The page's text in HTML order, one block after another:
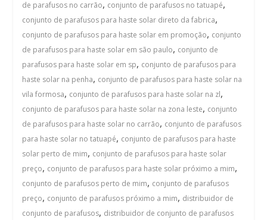
de parafusos no carrão, conjunto de parafusos no tatuapé,
conjunto de parafusos para haste solar direto da fabrica,
conjunto de parafusos para haste solar em promoção, conjunto
de parafusos para haste solar em são paulo, conjunto de
parafusos para haste solar em sp, conjunto de parafusos para
haste solar na penha, conjunto de parafusos para haste solar na
vila formosa, conjunto de parafusos para haste solar na zl,
conjunto de parafusos para haste solar na zona leste, conjunto
de parafusos para haste solar no carrão, conjunto de parafusos
para haste solar no tatuapé, conjunto de parafusos para haste
solar perto de mim, conjunto de parafusos para haste solar
preço, conjunto de parafusos para haste solar próximo a mim,
conjunto de parafusos perto de mim, conjunto de parafusos
preço, conjunto de parafusos próximo a mim, distribuidor de
conjunto de parafusos, distribuidor de conjunto de parafusos